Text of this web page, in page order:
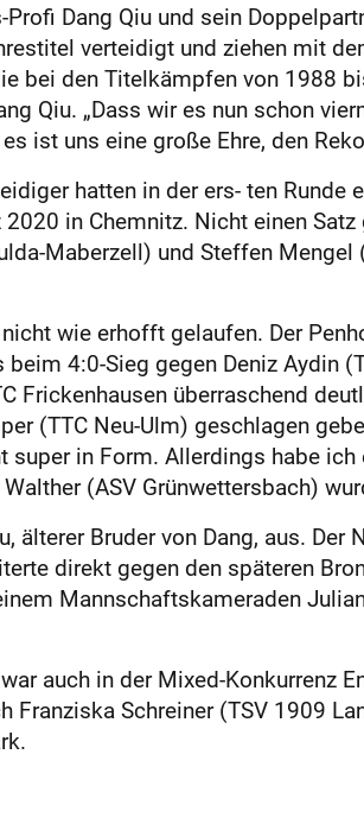
Dang Qiu und sein
verteidigt und ziehen mit
bei den Titelkämpfen von 1988
Qiu. „Dass wir es nun schon
ist uns eine große Ehre, den
hatten in der ers- ten
in Chemnitz. Nicht einen
Maberzell) und Steffen
wie erhofft gelaufen. Der
4:0-Sieg gegen Deniz Aydin
Frickenhausen überraschend
(TTC Neu-Ulm) geschlagen
super in Form. Allerdings habe
(ASV Grünwettersbach)
älterer Bruder von Dang, aus.
direkt gegen den späteren
Mannschaftskameraden
auch in der Mixed-Konkurrenz
Franziska Schreiner (TSV 1909